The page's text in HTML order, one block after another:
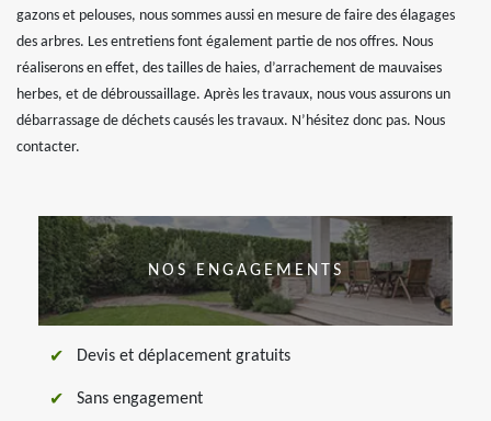
gazons et pelouses, nous sommes aussi en mesure de faire des élagages
des arbres. Les entretiens font également partie de nos offres. Nous
réaliserons en effet, des tailles de haies, d’arrachement de mauvaises
herbes, et de débroussaillage. Après les travaux, nous vous assurons un
débarrassage de déchets causés les travaux. N’hésitez donc pas. Nous
contacter.
NOS ENGAGEMENTS
Devis et déplacement gratuits
Sans engagement